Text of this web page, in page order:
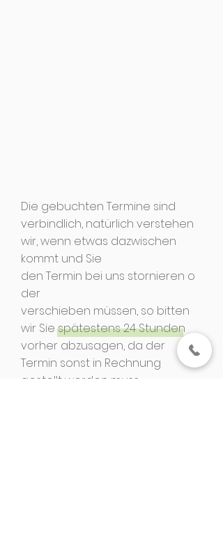
Die gebuchten Termine sind ​
verbindlich, natürlich verstehen
wir, wenn etwas dazwischen
kommt und Sie
den Termin bei uns stornieren o
der
verschieben müssen, so bitten
wir Sie spätestens 24 Stunden
vorher abzusagen, da der
Termin sonst in Rechnung
gestellt werden muss.